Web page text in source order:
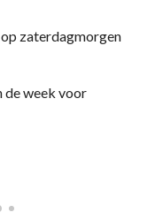
zaterdagmorgen
de week voor